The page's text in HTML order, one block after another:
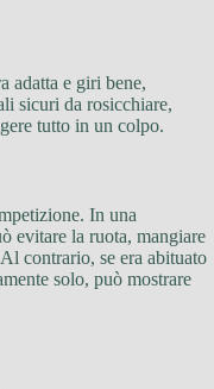
adatta e giri bene,
sicuri da rosicchiare,
tutto in un colpo.
In una
evitare la ruota, mangiare
contrario, se era abituato
solo, può mostrare